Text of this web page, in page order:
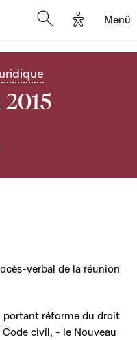
Options
Menü
und
verbal de la réunion
portant réforme du droit
civil, - le Nouveau